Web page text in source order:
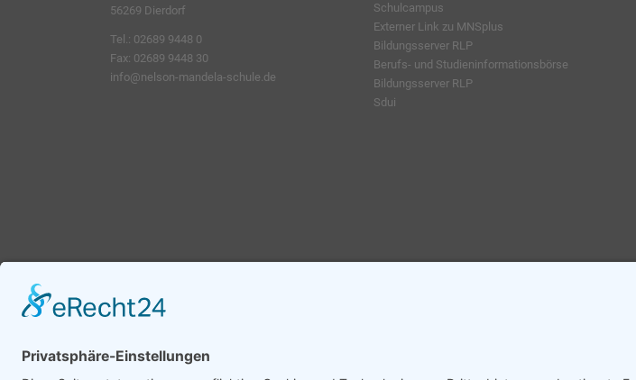
56269 Dierdorf
Tel.: 02689 9448 0
Fax: 02689 9448 30
info@nelson-mandela-schule.de
Schulcampus
Externer Link zu MNSplus
Bildungsserver RLP
Berufs- und Studieninformationsbörse
Bildungsserver RLP
Sdui